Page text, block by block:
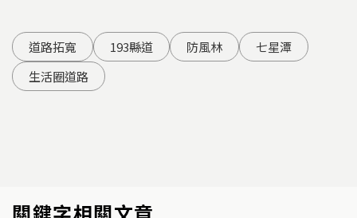
道路拓寬 193縣道 防風林
七星潭
生活圈道路